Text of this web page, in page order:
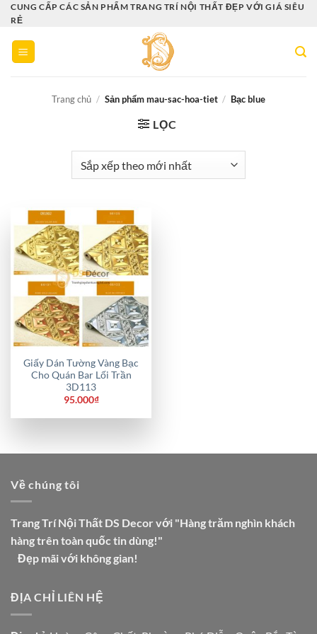
Bỏ
qua
nội
dung
CUNG CẤP CÁC SẢN PHẨM TRANG TRÍ NỘI THẤT ĐẸP VỚI GIÁ SIÊU
RẺ
Trang chủ / Sản phẩm mau-sac-hoa-tiet / Bạc blue
LỌC
Giấy Dán Tường Vàng Bạc
Cho Quán Bar Lối Trần
3D113
95.000₫
Về chúng tôi
Trang Trí Nội Thất DS Decor với "Hàng trăm nghìn khách
hàng trên toàn quốc tin dùng!"
Đẹp mãi với không gian!
ĐỊA CHỈ LIÊN HỆ